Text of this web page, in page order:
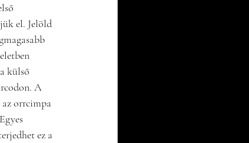
el. Jelöld
külső
A
orrcimpa
ez a